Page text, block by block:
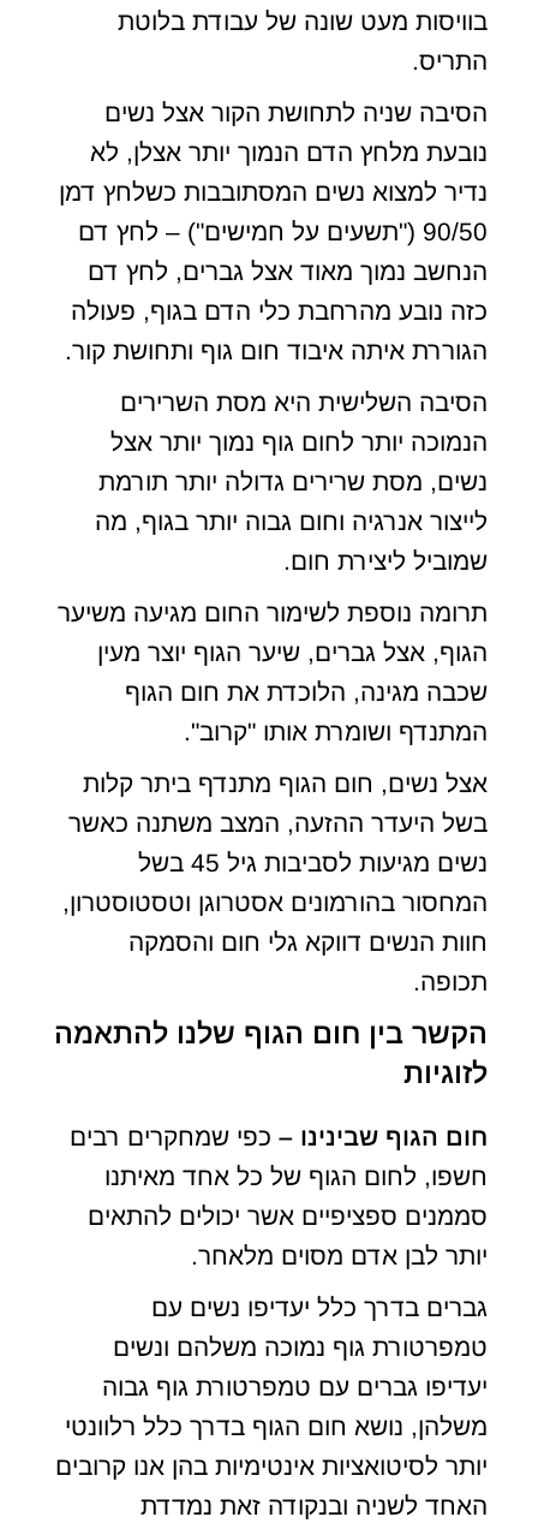
בוויסות מעט שונה של עבודת בלוטת
התריס.
הסיבה שניה לתחושת הקור אצל נשים
נובעת מלחץ הדם הנמוך יותר אצלן, לא
נדיר למצוא נשים המסתובבות כשלחץ דמן
90/50 ("תשעים על חמישים") – לחץ דם
הנחשב נמוך מאוד אצל גברים, לחץ דם
כזה נובע מהרחבת כלי הדם בגוף, פעולה
הגוררת איתה איבוד חום גוף ותחושת קור.
הסיבה השלישית היא מסת השרירים
הנמוכה יותר לחום גוף נמוך יותר אצל
נשים, מסת שרירים גדולה יותר תורמת
לייצור אנרגיה וחום גבוה יותר בגוף, מה
שמוביל ליצירת חום.
תרומה נוספת לשימור החום מגיעה משיער
הגוף, אצל גברים, שיער הגוף יוצר מעין
שכבה מגינה, הלוכדת את חום הגוף
המתנדף ושומרת אותו "קרוב".
אצל נשים, חום הגוף מתנדף ביתר קלות
בשל היעדר ההזעה, המצב משתנה כאשר
נשים מגיעות לסביבות גיל 45 בשל
המחסור בהורמונים אסטרוגן וטסטוסטרון,
חוות הנשים דווקא גלי חום והסמקה
תכופה.
הקשר בין חום הגוף שלנו להתאמה
לזוגיות
חום הגוף שבינינו– כפי שמחקרים רבים
חשפו, לחום הגוף של כל אחד מאיתנו
סממנים ספציפיים אשר יכולים להתאים
יותר לבן אדם מסוים מלאחר.
גברים בדרך כלל יעדיפו נשים עם
טמפרטורת גוף נמוכה משלהם ונשים
יעדיפו גברים עם טמפרטורת גוף גבוה
משלהן, נושא חום הגוף בדרך כלל רלוונטי
יותר לסיטואציות אינטימיות בהן אנו קרובים
האחד לשניה ובנקודה זאת נמדדת